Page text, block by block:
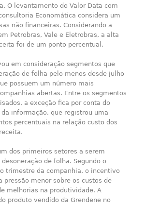
O levantamento do Valor Data com
Economática considera um
não financeiras. Considerando a
Petrobras, Vale e Eletrobras, a alta
foi de um ponto percentual.
em consideração segmentos que
de folha pelo menos desde julho
possuem um número mais
abertas. Entre os segmentos
a exceção fica por conta do
informação, que registrou uma
percentuais na relação custo dos
dos primeiros setores a serem
de folha. Segundo o
trimestre da companhia, o incentivo
pressão menor sobre os custos de
melhorias na produtividade. A
produto vendido da Grendene no